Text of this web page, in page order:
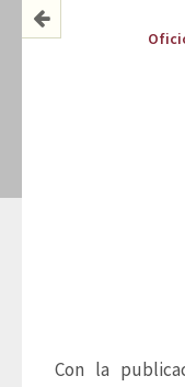
Con la